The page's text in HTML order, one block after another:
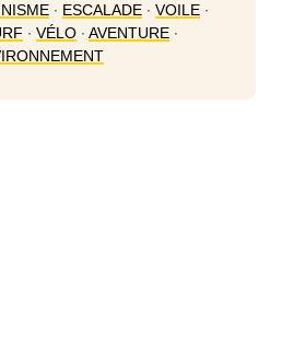
∙ ESCALADE∙ VOILE∙
∙ VÉLO∙ AVENTURE∙